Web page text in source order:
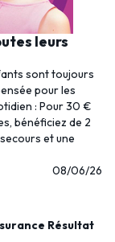
leurs
sont toujours
pour les
: Pour 30 €
bénéficiez de 2
et une
08/06/26
Résultat